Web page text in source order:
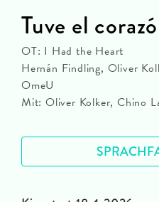
Tuve el
OT: I Had the Heart
Hernán Findling, Oliver
OmeU
Mit: Oliver Kolker, Chino